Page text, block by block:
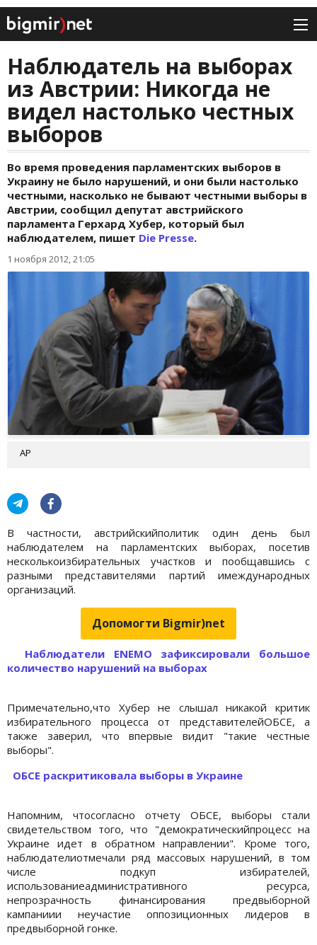
Наблюдатель на выборах
из Австрии: Никогда не
видел настолько честных
выборов
Во время проведения парламентских выборов в
Украину не было нарушений, и они были настолько
честными, насколько не бывают честными выборы в
Австрии, сообщил депутат австрийского
парламента Герхард Хубер, который был
наблюдателем, пишет Die Presse.
1 ноября 2012, 21:05
АР
В частности, австрийскийполитик один день был
наблюдателем на парламентских выборах, посетив
несколькоизбирательных участков и пообщавшись с
разными представителями партий имеждународных
организаций.
Допомогти Bigmir)net
Наблюдатели ENEMO зафиксировали большое
количество нарушений на выборах
Примечательно,что Хубер не слышал никакой критик
избирательного процесса от представителейОБСЕ, а
также заверил, что впервые видит "такие честные
выборы".
ОБСЕ раскритиковала выборы в Украине
Напомним, чтосогласно отчету ОБСЕ, выборы стали
свидетельством того, что "демократическийпроцесс на
Украине идет в обратном направлении". Кроме того,
наблюдателиотмечали ряд массовых нарушений, в том
числе подкуп избирателей,
использованиеадминистративного ресурса,
непрозрачность финансирования предвыборной
кампаниии неучастие оппозиционных лидеров в
предвыборной гонке.